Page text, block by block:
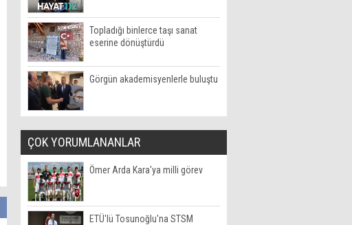
Topladığı binlerce taşı sanat
eserine dönüştürdü
Görgün akademisyenlerle buluştu
ÇOK YORUMLANANLAR
Ömer Arda Kara'ya milli görev
ETÜ'lü Tosunoğlu'na STSM